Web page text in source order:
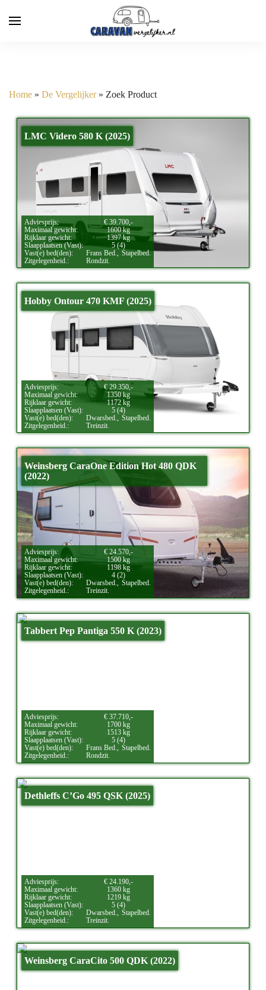
Home » De Vergelijker» Zoek Product
LMC Videro 580 K (2025)
Adviesprijs:
€ 39.700,-
Maximaal gewicht:
1600 kg
Rijklaar gewicht:
1397 kg
Slaapplaatsen (Vast):
5 (4)
Vast(e) bed(den):
Frans Bed.,
Stapelbed.
Zitgelegenheid.:
Rondzit.
Hobby Ontour 470 KMF (2025)
Adviesprijs:
€ 29.350,-
Maximaal gewicht:
1350 kg
Rijklaar gewicht:
1172 kg
Slaapplaatsen (Vast):
5 (4)
Vast(e) bed(den):
Dwarsbed.,
Stapelbed.
Zitgelegenheid.:
Treinzit.
Weinsberg CaraOne Edition Hot 480 QDK
(2022)
Adviesprijs:
€ 24.570,-
Maximaal gewicht:
1500 kg
Rijklaar gewicht:
1198 kg
Slaapplaatsen (Vast):
4 (2)
Vast(e) bed(den):
Dwarsbed., Stapelbed.
Zitgelegenheid.:
Treinzit.
Tabbert Pep Pantiga 550 K (2023)
Adviesprijs:
€ 37.710,-
Maximaal gewicht:
1700 kg
Rijklaar gewicht:
1513 kg
Slaapplaatsen (Vast):
5 (4)
Vast(e) bed(den):
Frans Bed., Stapelbed.
Zitgelegenheid.:
Rondzit.
Dethleffs C’Go 495 QSK (2025)
Adviesprijs:
€ 24.190,-
Maximaal gewicht:
1360 kg
Rijklaar gewicht:
1219 kg
Slaapplaatsen (Vast):
5 (4)
Vast(e) bed(den):
Dwarsbed., Stapelbed.
Zitgelegenheid.:
Treinzit.
Weinsberg CaraCito 500 QDK (2022)